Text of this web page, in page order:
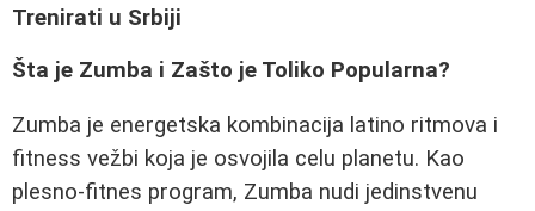
Trenirati u Srbiji
Šta je Zumba i Zašto je Toliko Popularna?
Zumba je energetska kombinacija latino ritmova i
fitness vežbi koja je osvojila celu planetu. Kao
plesno-fitnes program, Zumba nudi jedinstvenu